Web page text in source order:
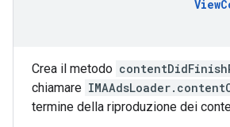
Crea il metodo
chiamare
termine della riproduzione dei